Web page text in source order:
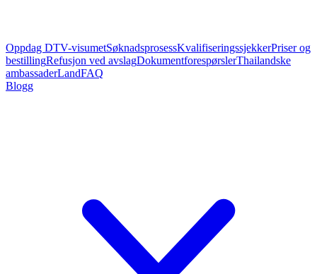
Oppdag DTV-visumetSøknadsprosessKvalifiseringssjekkerPriser og
bestillingRefusjon ved avslagDokumentforespørslerThailandske
ambassaderLandFAQ
Blogg